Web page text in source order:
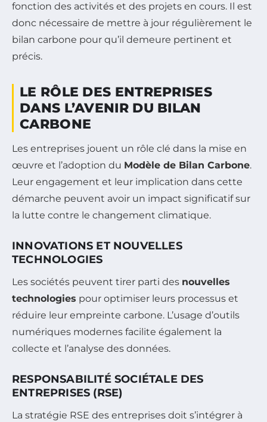
fonction des activités et des projets en cours. Il est
donc nécessaire de mettre à jour régulièrement le
bilan carbone pour qu’il demeure pertinent et
précis.
LE RÔLE DES ENTREPRISES
DANS L’AVENIR DU BILAN
CARBONE
Les entreprises jouent un rôle clé dans la mise en
œuvre et l’adoption du Modèle de Bilan Carbone.
Leur engagement et leur implication dans cette
démarche peuvent avoir un impact significatif sur
la lutte contre le changement climatique.
INNOVATIONS ET NOUVELLES
TECHNOLOGIES
Les sociétés peuvent tirer parti des nouvelles
technologies pour optimiser leurs processus et
réduire leur empreinte carbone. L’usage d’outils
numériques modernes facilite également la
collecte et l’analyse des données.
RESPONSABILITÉ SOCIÉTALE DES
ENTREPRISES (RSE)
La stratégie RSE des entreprises doit s’intégrer à